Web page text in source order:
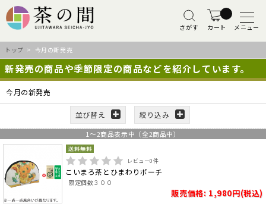
さがす カート メニュー
トップ > 今月の新発売
新発売の商品や季節限定の商品などを紹介しています。
今月の新発売
並び替え 絞り込み
1 ～2商品表示中（全2商品中）
レビュー0件
こいまろ茶とひまわりポーチ
限定個数３００
販売価格: 1,980円(税込)